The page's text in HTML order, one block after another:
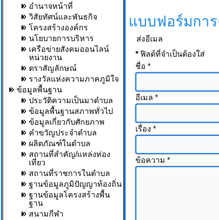
อำนาจหน้าที่
วิสัยทัศน์และพันธกิจ
โครงสร้างองค์กร
นโยบายการบริหาร
เครือข่ายสังคมออนไลน์
หน่วยงาน
ตราสัญลักษณ์
รางวัลแห่งความภาคภูมิใจ
ข้อมูลพื้นฐาน
ประวัติความเป็นมาตำบล
ข้อมูลพื้นฐานสภาพทั่วไป
ข้อมูลเกี่ยวกับศักยภาพ
คำขวัญประจำตำบล
ผลิตภัณฑ์ในตำบล
สถานที่สำคัญ/แหล่งท่อง
เที่ยว
สถานที่ราชการในตำบล
ฐานข้อมูลภูมิปัญญาท้องถิ่น
ฐานข้อมูลโครงสร้างพื้น
ฐาน
สนามกีฬา
แบบฟอร์มกา
ส่งอีเมล
* ฟิลด์ที่จำเป็นต้องใส่
ชื่อ *
อีเมล *
เรื่อง *
ข้อความ *